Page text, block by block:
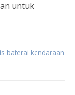
untuk
baterai kendaraan